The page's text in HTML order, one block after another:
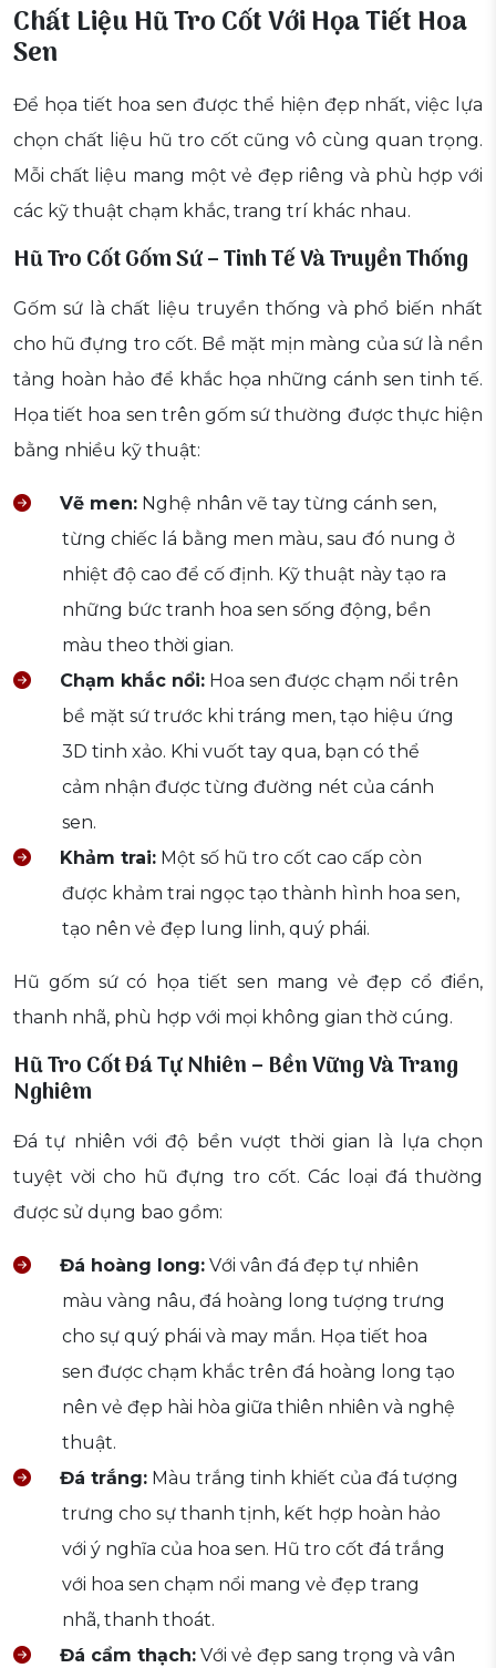
Chất Liệu Hũ Tro Cốt Với Họa Tiết Hoa
Sen
Để họa tiết hoa sen được thể hiện đẹp nhất, việc lựa
chọn chất liệu hũ tro cốt cũng vô cùng quan trọng.
Mỗi chất liệu mang một vẻ đẹp riêng và phù hợp với
các kỹ thuật chạm khắc, trang trí khác nhau.
Hũ Tro Cốt Gốm Sứ – Tinh Tế Và Truyền Thống
Gốm sứ là chất liệu truyền thống và phổ biến nhất
cho hũ đựng tro cốt. Bề mặt mịn màng của sứ là nền
tảng hoàn hảo để khắc họa những cánh sen tinh tế.
Họa tiết hoa sen trên gốm sứ thường được thực hiện
bằng nhiều kỹ thuật:
Vẽ men: Nghệ nhân vẽ tay từng cánh sen,
từng chiếc lá bằng men màu, sau đó nung ở
nhiệt độ cao để cố định. Kỹ thuật này tạo ra
những bức tranh hoa sen sống động, bền
màu theo thời gian.
Chạm khắc nổi: Hoa sen được chạm nổi trên
bề mặt sứ trước khi tráng men, tạo hiệu ứng
3D tinh xảo. Khi vuốt tay qua, bạn có thể
cảm nhận được từng đường nét của cánh
sen.
Khảm trai: Một số hũ tro cốt cao cấp còn
được khảm trai ngọc tạo thành hình hoa sen,
tạo nên vẻ đẹp lung linh, quý phái.
Hũ gốm sứ có họa tiết sen mang vẻ đẹp cổ điển,
thanh nhã, phù hợp với mọi không gian thờ cúng.
Hũ Tro Cốt Đá Tự Nhiên – Bền Vững Và Trang
Nghiêm
Đá tự nhiên với độ bền vượt thời gian là lựa chọn
tuyệt vời cho hũ đựng tro cốt. Các loại đá thường
được sử dụng bao gồm:
Đá hoàng long: Với vân đá đẹp tự nhiên
màu vàng nâu, đá hoàng long tượng trưng
cho sự quý phái và may mắn. Họa tiết hoa
sen được chạm khắc trên đá hoàng long tạo
nên vẻ đẹp hài hòa giữa thiên nhiên và nghệ
thuật.
Đá trắng: Màu trắng tinh khiết của đá tượng
trưng cho sự thanh tịnh, kết hợp hoàn hảo
với ý nghĩa của hoa sen. Hũ tro cốt đá trắng
với hoa sen chạm nổi mang vẻ đẹp trang
nhã, thanh thoát.
Đá cẩm thạch: Với vẻ đẹp sang trọng và vân